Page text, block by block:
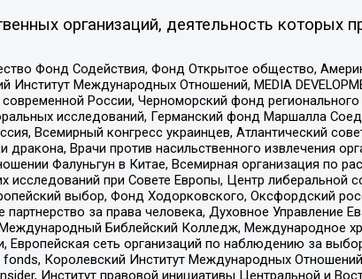
организаций, деятельность которых
Фонд Содействия, Фонд Открытое общество,
Международных Отношений, MEDIA
России, Черноморский фонд регионального
исследований, Германский фонд Маршалла
Всемирный конгресс украинцев, Атлантический
Врачи против насильственного извлечения
Фалуньгун в Китае, Всемирная организация по
при Совете Европы, Центр либеральной
выбор, Фонд Ходорковского, Оксфордский
за права человека, Духовное Управление
Библейский Колледж, Международное
Европейская сеть организаций по наблюдению за
Королевский Институт Международных
Институт правовой инициативы Центральной и